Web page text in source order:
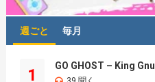
週ごと 毎月
1
GO GHOST – King Gnu